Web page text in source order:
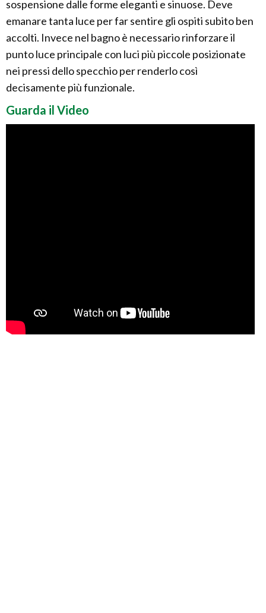
sospensione dalle forme eleganti e sinuose. Deve
emanare tanta luce per far sentire gli ospiti subito ben
accolti. Invece nel bagno è necessario rinforzare il
punto luce principale con luci più piccole posizionate
nei pressi dello specchio per renderlo così
decisamente più funzionale.
Guarda il Video